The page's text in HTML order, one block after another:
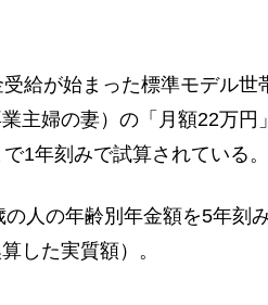
給が始まった標準モデル世
主婦の妻）の「月額22万円
1年刻みで試算されている。
人の年齢別年金額を5年刻
した実質額）。